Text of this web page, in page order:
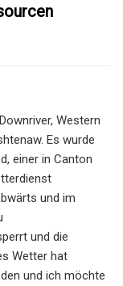
Western
Es wurde
einer in Canton
und im
und die
Wetter hat
und ich möchte